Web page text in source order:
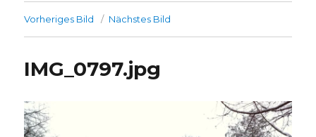
Vorheriges Bild Nächstes Bild
IMG_0797.jpg